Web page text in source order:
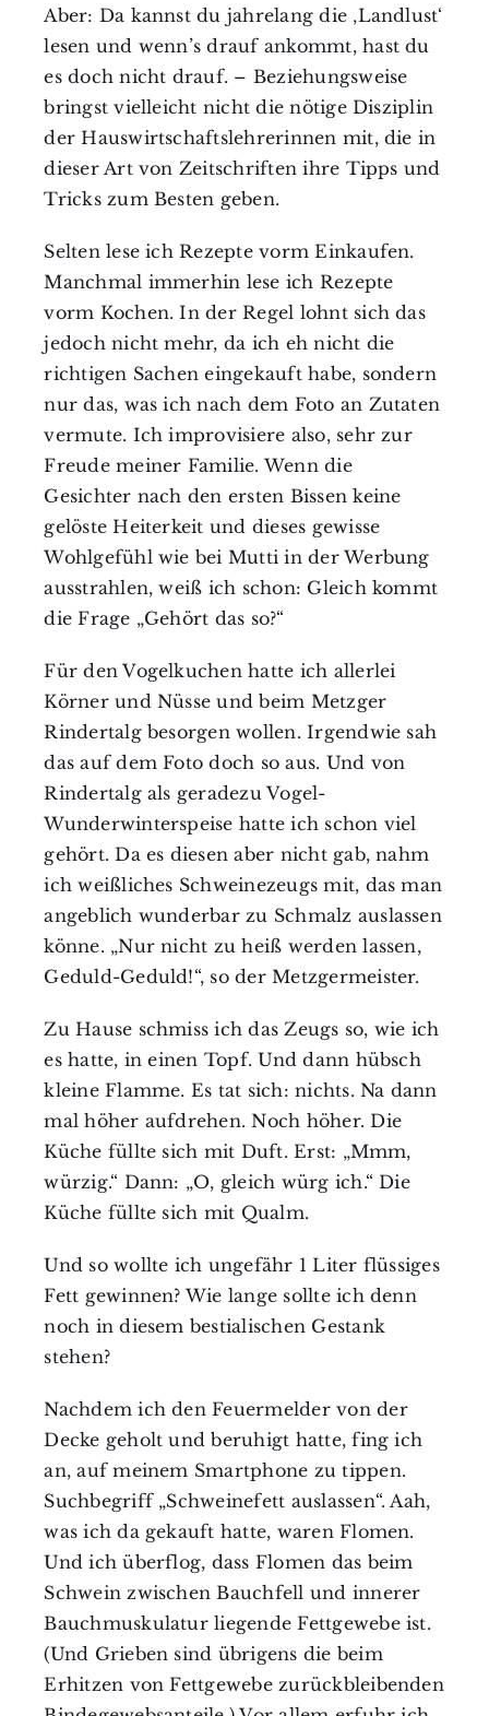
Aber: Da kannst du jahrelang die ‚Landlust‘
lesen und wenn’s drauf ankommt, hast du
es doch nicht drauf. – Beziehungsweise
bringst vielleicht nicht die nötige Disziplin
der Hauswirtschaftslehrerinnen mit, die in
dieser Art von Zeitschriften ihre Tipps und
Tricks zum Besten geben.
Selten lese ich Rezepte vorm Einkaufen.
Manchmal immerhin lese ich Rezepte
vorm Kochen. In der Regel lohnt sich das
jedoch nicht mehr, da ich eh nicht die
richtigen Sachen eingekauft habe, sondern
nur das, was ich nach dem Foto an Zutaten
vermute. Ich improvisiere also, sehr zur
Freude meiner Familie. Wenn die
Gesichter nach den ersten Bissen keine
gelöste Heiterkeit und dieses gewisse
Wohlgefühl wie bei Mutti in der Werbung
ausstrahlen, weiß ich schon: Gleich kommt
die Frage „Gehört das so?“
Für den Vogelkuchen hatte ich allerlei
Körner und Nüsse und beim Metzger
Rindertalg besorgen wollen. Irgendwie sah
das auf dem Foto doch so aus. Und von
Rindertalg als geradezu Vogel-
Wunderwinterspeise hatte ich schon viel
gehört. Da es diesen aber nicht gab, nahm
ich weißliches Schweinezeugs mit, das man
angeblich wunderbar zu Schmalz auslassen
könne. „Nur nicht zu heiß werden lassen,
Geduld-Geduld!“, so der Metzgermeister.
Zu Hause schmiss ich das Zeugs so, wie ich
es hatte, in einen Topf. Und dann hübsch
kleine Flamme. Es tat sich: nichts. Na dann
mal höher aufdrehen. Noch höher. Die
Küche füllte sich mit Duft. Erst: „Mmm,
würzig.“ Dann: „O, gleich würg ich.“ Die
Küche füllte sich mit Qualm.
Und so wollte ich ungefähr 1 Liter flüssiges
Fett gewinnen? Wie lange sollte ich denn
noch in diesem bestialischen Gestank
stehen?
Nachdem ich den Feuermelder von der
Decke geholt und beruhigt hatte, fing ich
an, auf meinem Smartphone zu tippen.
Suchbegriff „Schweinefett auslassen“. Aah,
was ich da gekauft hatte, waren Flomen.
Und ich überflog, dass Flomen das beim
Schwein zwischen Bauchfell und innerer
Bauchmuskulatur liegende Fettgewebe ist.
(Und Grieben sind übrigens die beim
Erhitzen von Fettgewebe zurückbleibenden